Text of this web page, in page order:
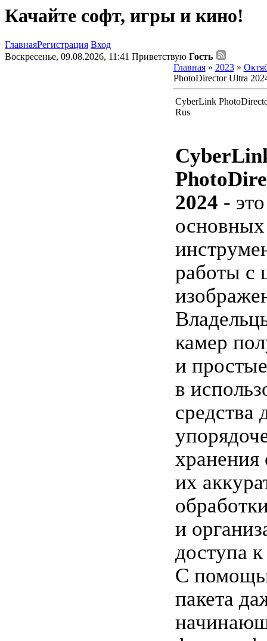
Качайте софт, игры и кино!
ГлавнаяРегистрация Вход
Воскресенье, 09.08.2026, 11:41 Приветствую Гость
Главная» 2023 »
PhotoDirector Ultra
CyberLink
Rus
2024 -
основных
работы с
камер
и простые
в
средства
хранения
их
и
доступа
С
пакета